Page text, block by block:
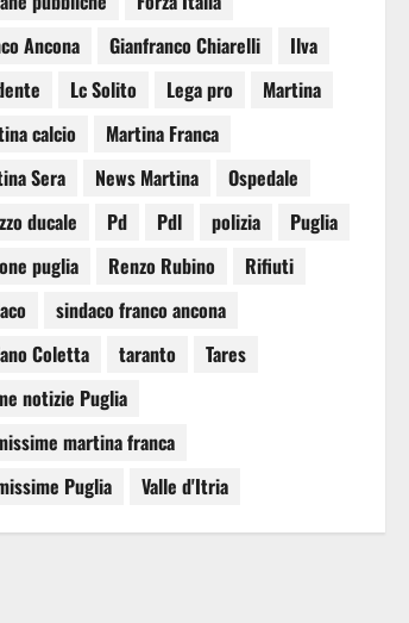
Ancona
Gianfranco Chiarelli
Ilva
Lc Solito Lega pro
Martina
calcio
Martina Franca
Sera
News Martina
Ospedale
ducale
Pd Pdl polizia
Puglia
puglia
Renzo Rubino
Rifiuti
sindaco franco ancona
Coletta
taranto
Tares
notizie Puglia
martina franca
Puglia
Valle d'Itria